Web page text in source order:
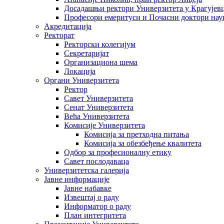
Досадашњи ректори Универзитета у
Професори емеритуси и Почасни доктори
Акредитација
Ректорат
Ректорски колегијум
Секретаријат
Организациона шема
Локација
Органи Универзитета
Ректор
Савет Универзитета
Сенат Универзитета
Већа Универзитета
Комисије Универзитета
Комисија за претходна питања
Комисија за обезбеђење квалитета
Одбор за професионалну етику
Савет послодаваца
Универзитетска галерија
Јавне информације
Јавне набавке
Извештај о раду
Информатор о раду
План интегритета